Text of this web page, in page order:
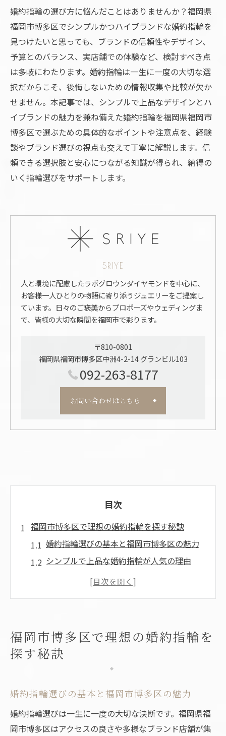
婚約指輪の選び方に悩んだことはありませんか？福岡県
福岡市博多区でシンプルかつハイブランドな婚約指輪を
見つけたいと思っても、ブランドの信頼性やデザイン、
予算とのバランス、実店舗での体験など、検討すべき点
は多岐にわたります。婚約指輪は一生に一度の大切な選
択だからこそ、後悔しないための情報収集や比較が欠か
せません。本記事では、シンプルで上品なデザインとハ
イブランドの魅力を兼ね備えた婚約指輪を福岡県福岡市
博多区で選ぶための具体的なポイントや注意点を、経験
談やブランド選びの視点も交えて丁寧に解説します。信
頼できる選択肢と安心につながる知識が得られ、納得の
いく指輪選びをサポートします。
SRIYE
人と環境に配慮したラボグロウンダイヤモンドを中心に、
お客様一人ひとりの物語に寄り添うジュエリーをご提案し
ています。日々のご褒美からプロポーズやウェディングま
で、皆様の大切な瞬間を福岡市で彩ります。
〒810-0801
福岡県福岡市博多区中洲4-2-14 グランビル103
092-263-8177
お問い合わせはこちら
目次
福岡市博多区で理想の婚約指輪を探す秘訣
婚約指輪選びの基本と福岡市博多区の魅力
シンプルで上品な婚約指輪が人気の理由
ハイブランド婚約指輪の特徴と選択基準
シンプルな婚約指輪が叶える上品な輝き
シンプルデザイン婚約指輪の選び方と魅力
婚約指輪で重視すべき上品さと長く愛せる
ハイブランドの洗練された婚約指輪の美し
さ
福岡市博多区で見つかるシンプル婚約指輪
福岡市博多区で理想の婚約指輪を
探す秘訣
婚約指輪選びの基本と福岡市博多区の魅力
婚約指輪選びは一生に一度の大切な決断です。福岡県福
岡市博多区はアクセスの良さや多様なブランド店舗が集